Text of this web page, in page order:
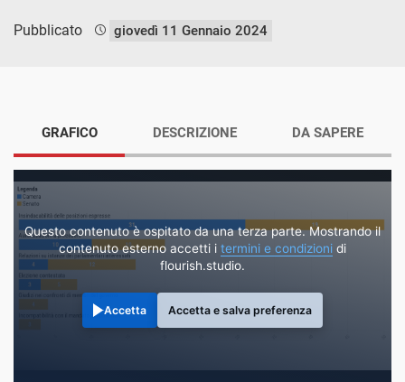
Pubblicato giovedì 11 Gennaio 2024
GRAFICO
Questo contenuto è ospitato da una terza parte. Mostrando il
contenuto esterno accetti i termini e condizioni di
flourish.studio.
Accetta Accetta e salva preferenza
DESCRIZIONE DA SAPERE